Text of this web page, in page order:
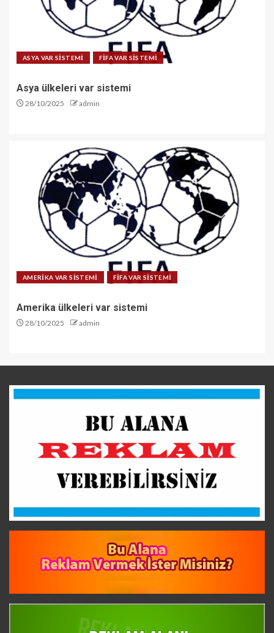
ASYA VAR SİSTEMİ FİFA VAR SİSTEMİ
Asya ülkeleri var sistemi
28/10/2025 admin
AMERİKA VAR SİSTEMİ FİFA VAR SİSTEMİ
Amerika ülkeleri var sistemi
28/10/2025 admin